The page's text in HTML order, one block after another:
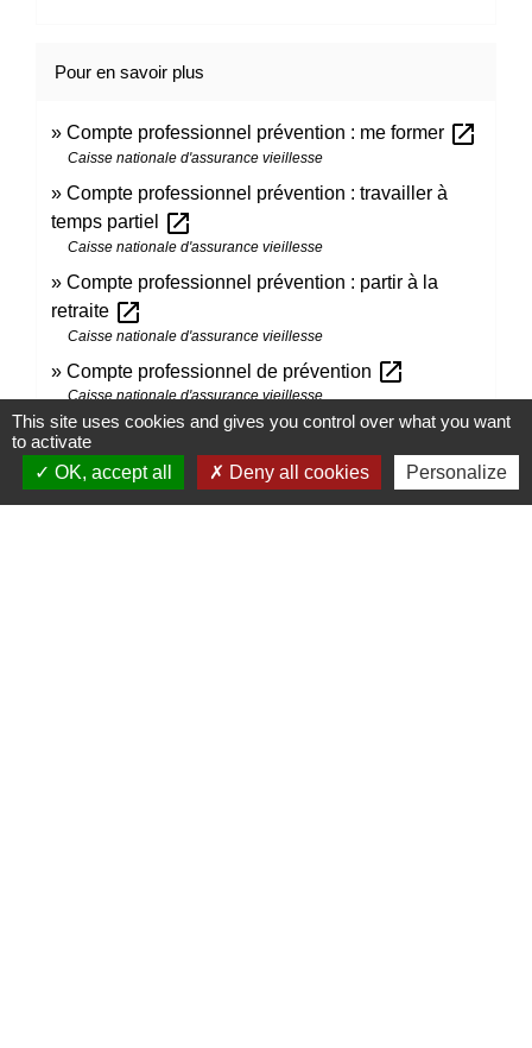
Pour en savoir plus
Compte professionnel prévention : me former open_in_new
Caisse nationale d'assurance vieillesse
Compte professionnel prévention : travailler à
temps partiel
open_in_new
Caisse nationale d'assurance vieillesse
Compte professionnel prévention : partir à la
retraite open_in_new
Caisse nationale d'assurance vieillesse
Compte professionnel de prévention open_in_new
Caisse nationale d'assurance vieillesse
Signaler une erreur sur cette page
This site uses cookies and gives you control over what you want
to activate
OK, accept all
Deny all cookies Personalize